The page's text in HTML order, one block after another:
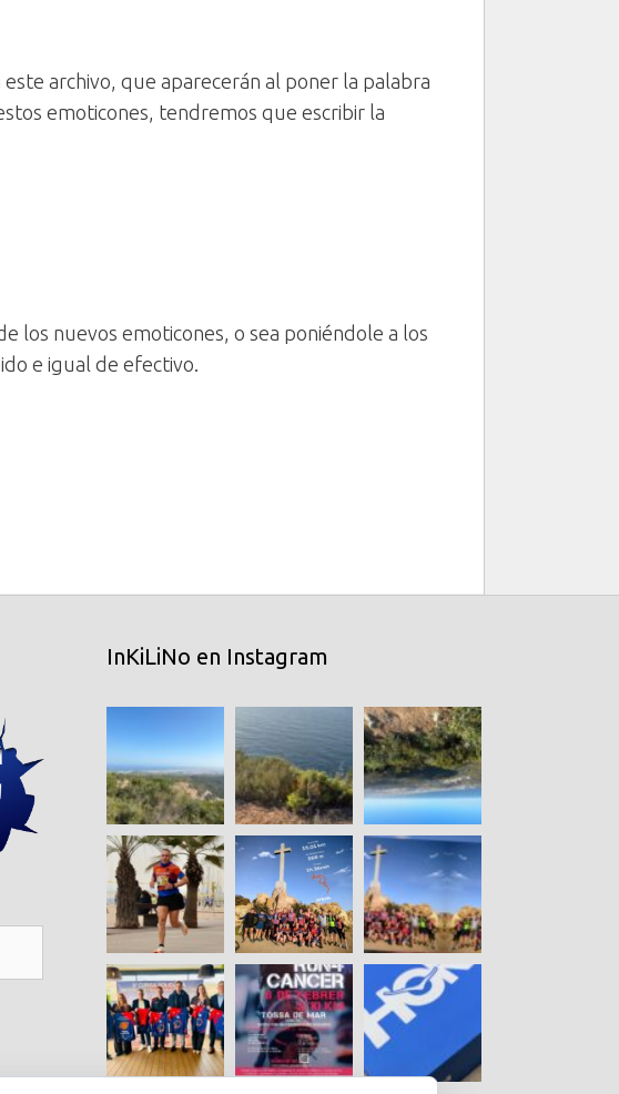
archivo, que aparecerán al poner la palabra
emoticones, tendremos que escribir la
los nuevos emoticones, o sea poniéndole a los
e igual de efectivo.
InKiLiNo en Instagram